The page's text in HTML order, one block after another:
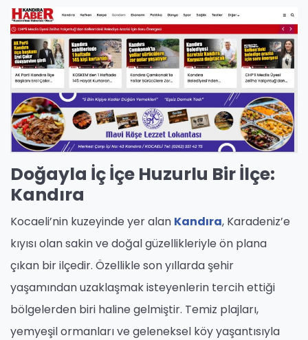
Doğayla İç İçe Huzurlu Bir İlçe:
Kandıra
Kocaeli’nin kuzeyinde yer alan Kandıra, Karadeniz’e
kıyısı olan sakin ve doğal güzellikleriyle ön plana
çıkan bir ilçedir. Özellikle son yıllarda şehir
yaşamından uzaklaşmak isteyenlerin tercih ettiği
bölgelerden biri haline gelmiştir. Temiz plajları,
yemyeşil ormanları ve geleneksel köy yaşantısıyla